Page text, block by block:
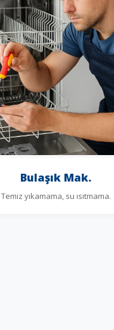
Bulaşık Mak.
Temiz yıkamama, su ısıtmama.